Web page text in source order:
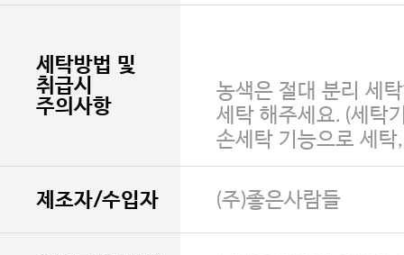
세탁방법 및
취급시
주의사항
농색은 절대 분리 세
세탁 해주세요. (세탁
손세탁 기능으로 세탁
제조자/수입자 (주)좋은사람들